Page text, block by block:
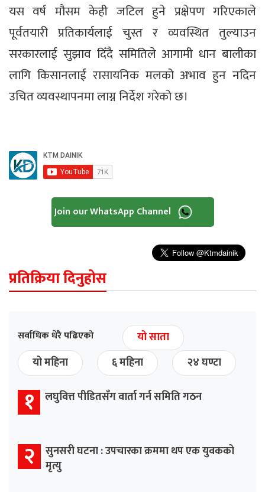
यस वर्ष मौसम केही जटिल हुने प्रक्षेपण गरिएकाले
पूर्वतयारी प्रतिकार्यलाई चुस्त र व्यवस्थित तुल्याउन
सरकारलाई सुझाव दिँदै समितिले आगामी धान बालीका
लागि किसानलाई रासायनिक मलको अभाव हुन नदिन
उचित व्यवस्थापनमा लाग्न निर्देश गरेको छ।
Join our WhatsApp Channel
प्रतिक्रिया दिनुहोस
सर्वाधिक धेरै पढिएको
यो साता
यो महिना
६ महिना २४ घण्टा
१ लघुवित्त पीडितसँग वार्ता गर्न समिति गठन
२ सुनसरी घटना : उपचारका क्रममा थप एक युवकको
मृत्यु